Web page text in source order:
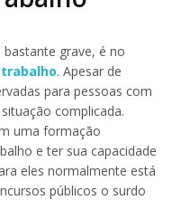
grave, é no
. Apesar de
para pessoas com
complicada.
uma formação
e ter sua capacidade
eles normalmente está
públicos o surdo